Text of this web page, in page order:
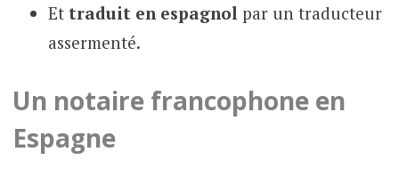
Et traduit en espagnol par un traducteur
assermenté.
Un notaire francophone en
Espagne